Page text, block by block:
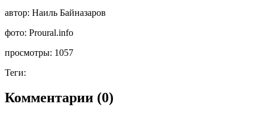
автор: Наиль Байназаров
фото: Proural.info
просмотры: 1057
Теги:
Комментарии (0)